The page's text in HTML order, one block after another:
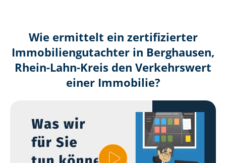
Wie ermittelt ein zertifizierter
Immobilien­gutachter in Berghausen,
Rhein-Lahn-Kreis den Verkehrswert
einer Immobilie?